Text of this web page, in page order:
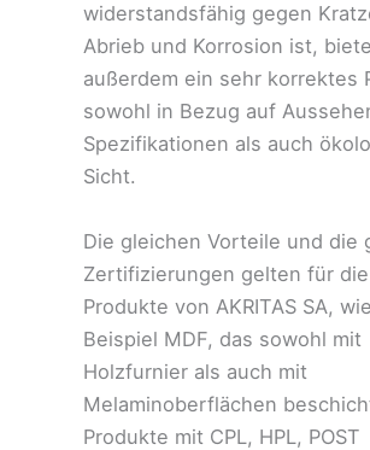
widerstandsfähig gegen
Abrieb und Korrosion ist,
außerdem ein sehr korrektes
sowohl in Bezug auf
Spezifikationen als auch
Sicht.
Die gleichen Vorteile und die
Zertifizierungen gelten für
Produkte von AKRITAS SA,
Beispiel MDF, das sowohl mit
Holzfurnier als auch mit
Melaminoberflächen
Produkte mit CPL, HPL, POST